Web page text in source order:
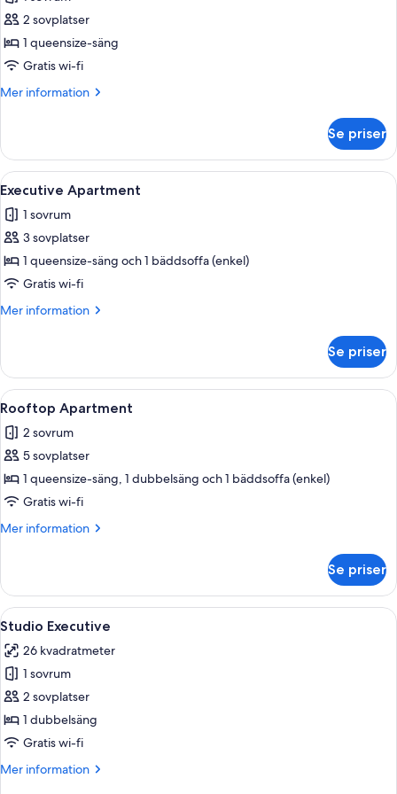
för
Lägenhet
Deluxe
2 sovplatser
1 queensize-säng
Gratis wi-fi
Mer information
Mer
Deluxe
Se priser
Öppna
alla
foton
för
Executive
Apartment
Ett modernt kök med mörka skåp,
9
Executive Apartment
1 sovrum
3 sovplatser
1 queensize-säng och 1 bäddsoffa (enkel)
Gratis wi-fi
Mer information
Mer
Apartment
Se priser
Öppna
alla
foton
för
Rooftop
Apartment
Ett modernt sovrum med en säng,
10
Rooftop Apartment
2 sovrum
5 sovplatser
1 queensize-säng, 1 dubbelsäng och 1 bäddsoffa (enkel)
Gratis wi-fi
Mer information
Mer
Apartment
Se priser
Öppna
alla
foton
för
Studio
Executive
En modern lägenhet i loftstil med
9
Studio Executive
26 kvadratmeter
1 sovrum
2 sovplatser
1 dubbelsäng
Gratis wi-fi
Mer information
Mer